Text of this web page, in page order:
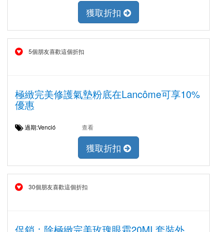
獲取折扣
5個朋友喜歡這個折扣
極緻完美修護氣墊粉底在Lancôme可享10%
優惠
過期:Venció 查看
獲取折扣
30個朋友喜歡這個折扣